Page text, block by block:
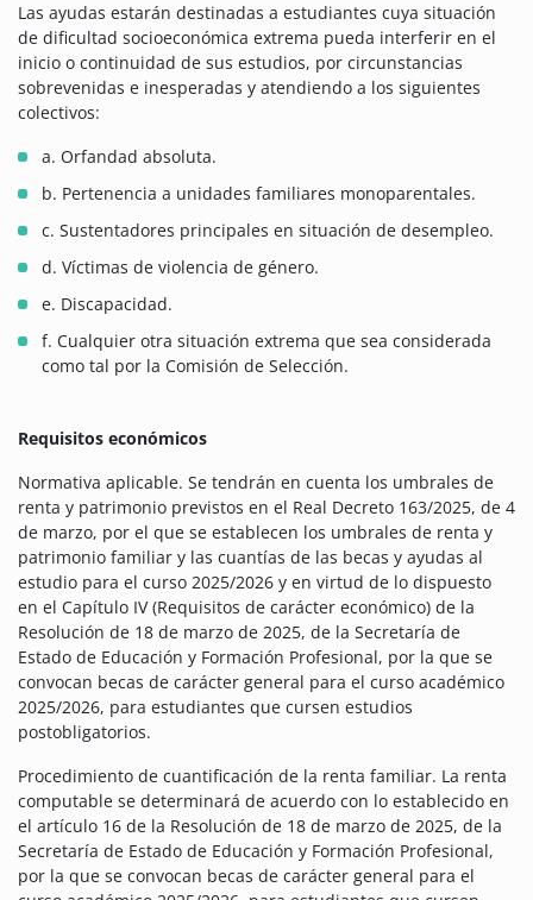
Las ayudas estarán destinadas a estudiantes cuya situación
de dificultad socioeconómica extrema pueda interferir en el
inicio o continuidad de sus estudios, por circunstancias
sobrevenidas e inesperadas y atendiendo a los siguientes
colectivos:
a. Orfandad absoluta.
b. Pertenencia a unidades familiares monoparentales.
c. Sustentadores principales en situación de desempleo.
d. Víctimas de violencia de género.
e. Discapacidad.
f. Cualquier otra situación extrema que sea considerada
como tal por la Comisión de Selección.
Requisitos económicos
Normativa aplicable. Se tendrán en cuenta los umbrales de
renta y patrimonio previstos en el Real Decreto 163/2025, de 4
de marzo, por el que se establecen los umbrales de renta y
patrimonio familiar y las cuantías de las becas y ayudas al
estudio para el curso 2025/2026 y en virtud de lo dispuesto
en el Capítulo IV (Requisitos de carácter económico) de la
Resolución de 18 de marzo de 2025, de la Secretaría de
Estado de Educación y Formación Profesional, por la que se
convocan becas de carácter general para el curso académico
2025/2026, para estudiantes que cursen estudios
postobligatorios.
Procedimiento de cuantificación de la renta familiar. La renta
computable se determinará de acuerdo con lo establecido en
el artículo 16 de la Resolución de 18 de marzo de 2025, de la
Secretaría de Estado de Educación y Formación Profesional,
por la que se convocan becas de carácter general para el